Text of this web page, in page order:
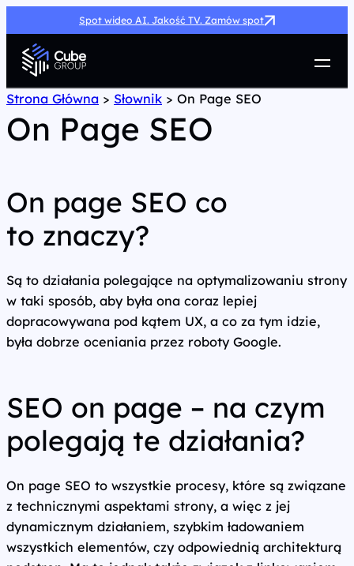
Spot wideo AI. Jakość TV. Zamów spot
Usługi
Jak możemy pomóc
Case Study
Kariera
Kontakt
Strona Główna > Słownik > On Page SEO
On Page SEO
On page SEO co
to znaczy?
Są to działania polegające na optymalizowaniu strony
w taki sposób, aby była ona coraz lepiej
dopracowywana pod kątem UX, a co za tym idzie,
była dobrze oceniania przez roboty Google.
SEO on page – na czym
polegają te działania?
On page SEO to wszystkie procesy, które są związane
z technicznymi aspektami strony, a więc z jej
dynamicznym działaniem, szybkim ładowaniem
wszystkich elementów, czy odpowiednią architekturą